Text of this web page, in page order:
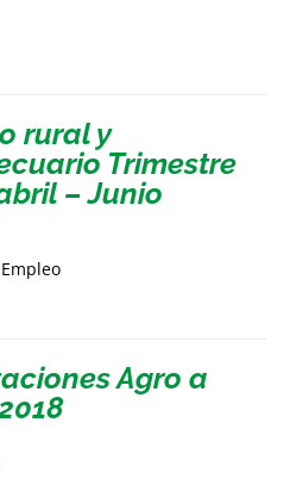
rural y
Trimestre
– Junio
Agro a